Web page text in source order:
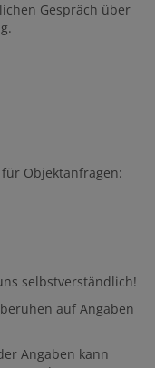
Gespräch über
Objektanfragen:
selbstverständlich!
auf Angaben
Angaben kann